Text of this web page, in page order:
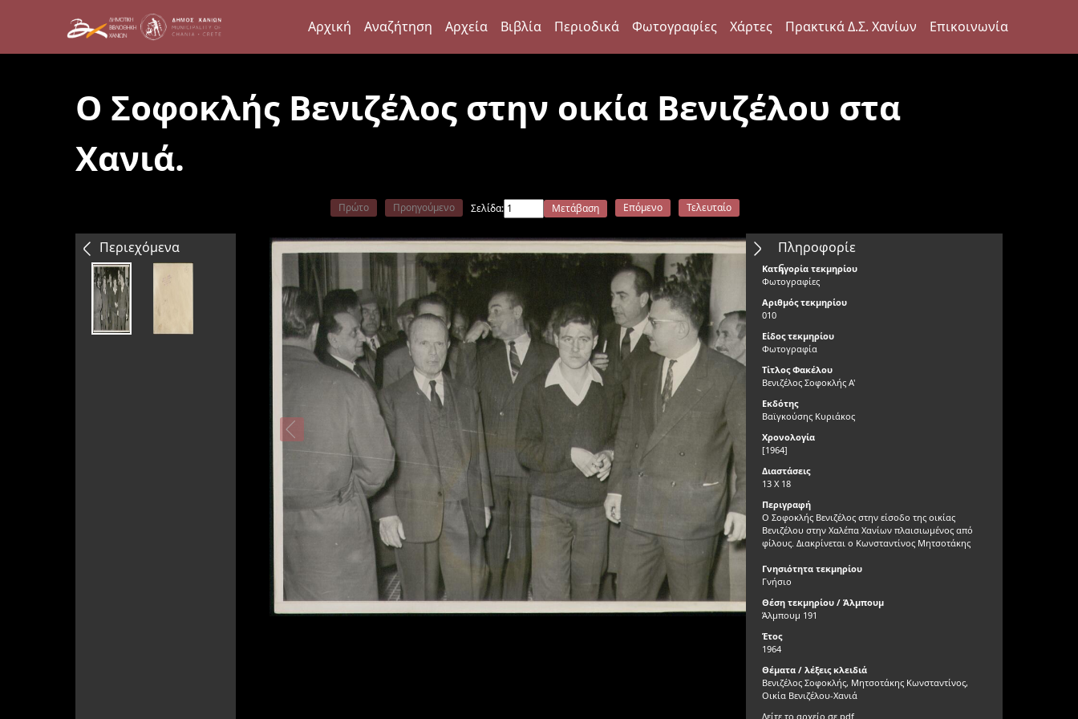
Αρχική Αναζήτηση Αρχεία Βιβλία Περιοδικά Φωτογραφίες Χάρτες Πρακτικά Δ.Σ. Χανίων Επικοινωνία
Ο Σοφοκλής Βενιζέλος στην οικία Βενιζέλου στα
Χανιά.
Περιεχόμενα
Πρώτο Προηγούμενο Σελίδα: Μετάβαση Επόμενο Τελευταίο
Πληροφορίε
ς
Κατηγορία τεκμηρίου
Φωτογραφίες
Αριθμός τεκμηρίου
010
Είδος τεκμηρίου
Φωτογραφία
Τίτλος Φακέλου
Βενιζέλος Σοφοκλής Α'
Εκδότης
Βαϊγκούσης Κυριάκος
Χρονολογία
[1964]
Διαστάσεις
13 Χ 18
Περιγραφή
Ο Σοφοκλής Βενιζέλος στην είσοδο της οικίας
Βενιζέλου στην Χαλέπα Χανίων πλαισιωμένος από
φίλους. Διακρίνεται ο Κωνσταντίνος Μητσοτάκης
Γνησιότητα τεκμηρίου
Γνήσιο
Θέση τεκμηρίου / Άλμπουμ
Άλμπουμ 191
Έτος
1964
Θέματα / λέξεις κλειδιά
Βενιζέλος Σοφοκλής, Μητσοτάκης Κωνσταντίνος,
Οικία Βενιζέλου-Χανιά
Δείτε το αρχείο σε pdf